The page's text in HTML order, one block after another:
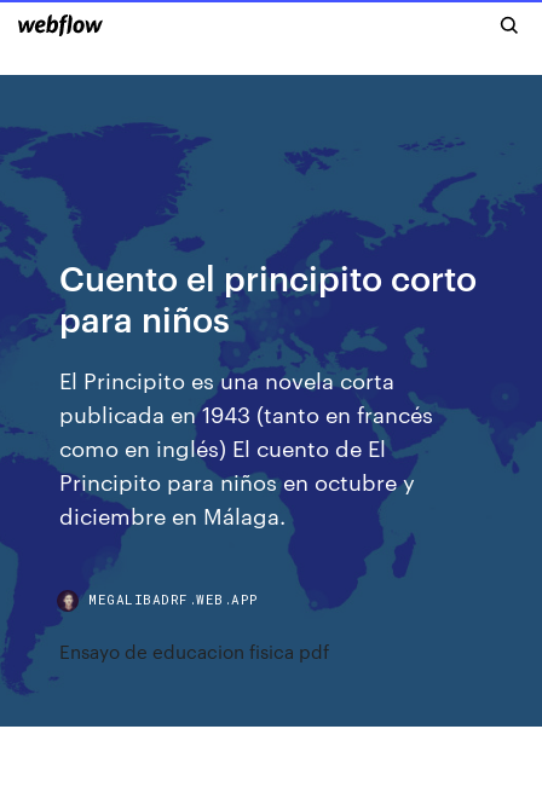
Cuento el principito corto
para niños
El Principito es una novela corta
publicada en 1943 (tanto en francés
como en inglés) El cuento de El
Principito para niños en octubre y
diciembre en Málaga.
MEGALIBADRF.WEB.APP
Ensayo de educacion fisica pdf